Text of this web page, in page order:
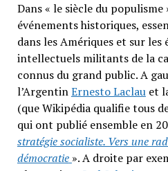
Dans « le siècle du populisme
événements historiques,
dans les Amériques et sur les
intellectuels militants de la
connus du grand public. A
l’ArgentinErnesto Laclauet
(que Wikipédia qualifie tous
qui ont publié ensemble en
stratégie socialiste. Vers une
démocratie ». A droite par